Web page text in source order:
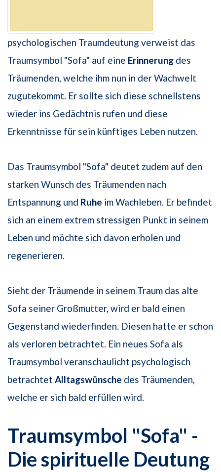
psychologischen Traumdeutung verweist das
Traumsymbol "Sofa" auf eine Erinnerung des
Träumenden, welche ihm nun in der Wachwelt
zugutekommt. Er sollte sich diese schnellstens
wieder ins Gedächtnis rufen und diese
Erkenntnisse für sein künftiges Leben nutzen.
Das Traumsymbol "Sofa" deutet zudem auf den
starken Wunsch des Träumenden nach
Entspannung und Ruhe im Wachleben. Er befindet
sich an einem extrem stressigen Punkt in seinem
Leben und möchte sich davon erholen und
regenerieren.
Sieht der Träumende in seinem Traum das alte
Sofa seiner Großmutter, wird er bald einen
Gegenstand wiederfinden. Diesen hatte er schon
als verloren betrachtet. Ein neues Sofa als
Traumsymbol veranschaulicht psychologisch
betrachtet Alltagswünsche des Träumenden,
welche er sich bald erfüllen wird.
Traumsymbol "Sofa" -
Die spirituelle Deutung